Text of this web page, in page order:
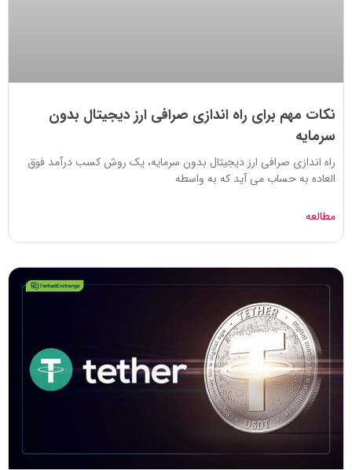
نکات مهم برای راه اندازی صرافی ارز دیجیتال بدون
سرمایه
راه اندازی صرافی ارز دیجیتال بدون سرمایه، یک روش کسب درآمد فوق
العاده به حساب می آید که به واسطه
مطالعه